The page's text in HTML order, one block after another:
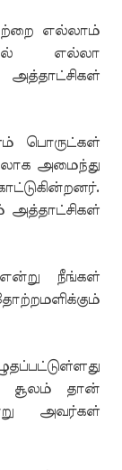
எல்லாம்
எல்லா
பொருட்கள்
அமைந்து
அத்தாட்சிகள்
நீங்கள்
சூலம் தான்
அவர்கள்